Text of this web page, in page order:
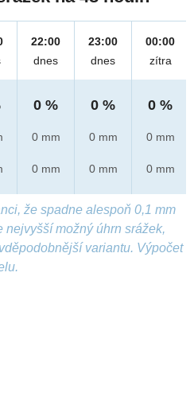
22:00
dnes
0 %
0 mm
0 mm
23:00
dnes
0 %
0 mm
0 mm
00:00
zítra
0 %
0 mm
0 mm
že spadne alespoň 0,1 mm
nejvyšší možný úhrn srážek,
variantu. Výpočet